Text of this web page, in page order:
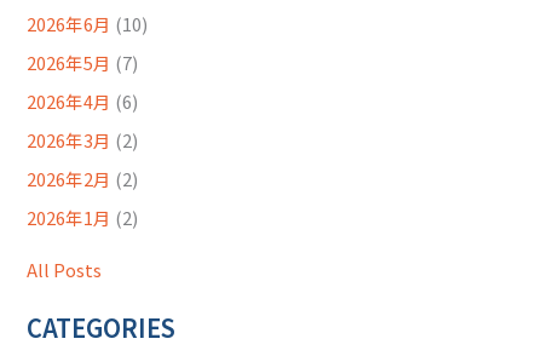
2026年6月 (10)
2026年5月 (7)
2026年4月 (6)
2026年3月 (2)
2026年2月 (2)
2026年1月 (2)
All Posts
CATEGORIES